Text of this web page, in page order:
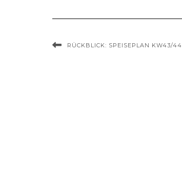
RÜCKBLICK: SPEISEPLAN KW43/44